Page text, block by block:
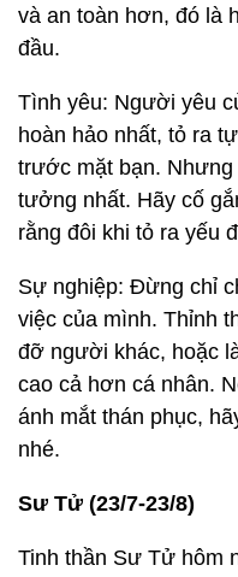
và an toàn hơn, đó là
đầu.
Tình yêu: Người yêu
hoàn hảo nhất, tỏ ra
trước mặt bạn. Nhưng
tưởng nhất. Hãy cố
rằng đôi khi tỏ ra yếu
Sự nghiệp: Đừng chỉ
việc của mình. Thỉnh
đỡ người khác, hoặc
cao cả hơn cá nhân.
ánh mắt thán phục,
nhé.
Sư Tử (23/7-23/8)
Tinh thần Sư Tử hôm